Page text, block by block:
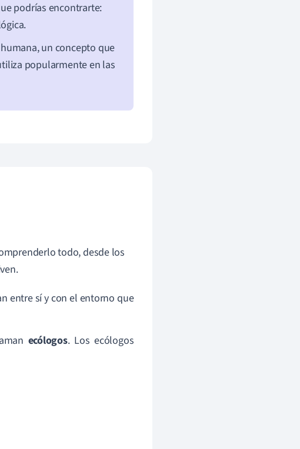
podrías encontrarte:
un concepto que
popularmente en las
todo, desde los
entre sí y con el entorno que
ecólogos. Los ecólogos